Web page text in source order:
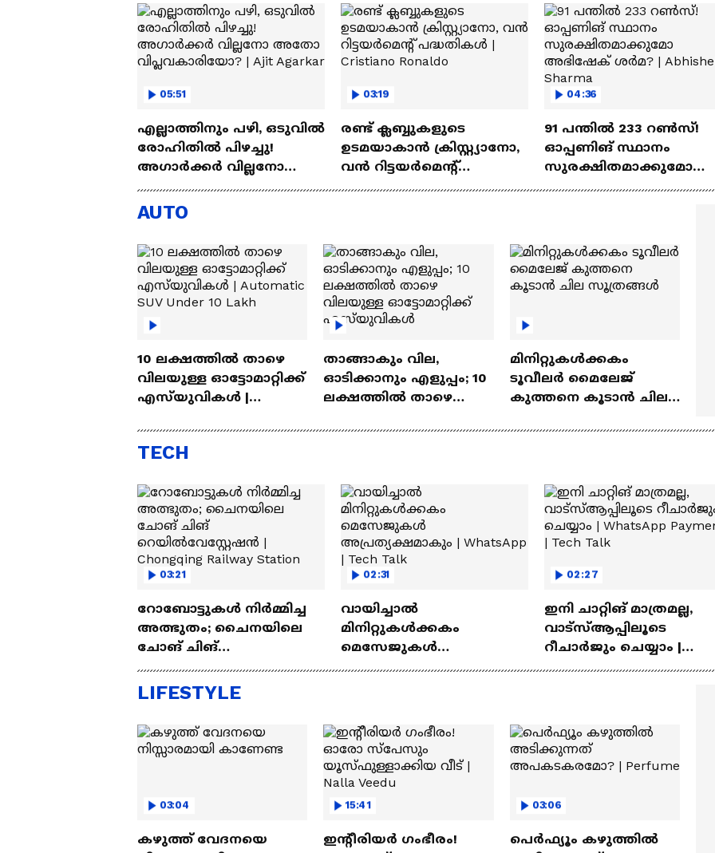
05:51
എല്ലാത്തിനും പഴി, ഒടുവില്‍
രോഹിതില്‍ പിഴച്ചു!
അഗാര്‍ക്കർ വില്ലനോ
Ajit Agarkar
03:19
രണ്ട്‌ ക്ലബ്ബുകളുടെ
ഉടമയാകാന്‍ ക്രിസ്റ്റ്യാനോ,
വന്‍ റിട്ടയര്‍മെന്റ്‌
04:36
91 പന്തില്‍ 233 റണ്‍സ്!
ഓപ്പണിങ് സ്ഥാനം
സുരക്ഷിതമാക്കുമോ
AUTO
10 ലക്ഷത്തിൽ താഴെ
വിലയുള്ള ഓട്ടോമാറ്റിക്ക്
എസ്‍യുവികൾ |
Lakh
താങ്ങാകും വില,
ഓടിക്കാനും എളുപ്പം; 10
ലക്ഷത്തിൽ താഴെ
എസ്‍യുവികൾ
മിനിറ്റുകൾക്കകം
ടൂവീലർ മൈലേജ്
കുത്തനെ കൂടാൻ ചില
TECH
03:21
റോബോട്ടുകൾ നിർമ്മിച്ച
അത്ഭുതം; ചൈനയിലെ
ചോങ് ചിങ്
റെയിൽവേസ്റ്റേഷൻ |
Chongqing Railway Station
02:31
വായിച്ചാൽ
മിനിറ്റുകൾക്കകം
മെസേജുകള്‍
അപ്രത്യക്ഷമാകും |
02:27
ഇനി ചാറ്റിങ് മാത്രമല്ല,
വാട്‌സ്‌ആപ്പിലൂടെ
റീചാർജും ചെയ്യാം |
WhatsApp Payments |
LIFESTYLE
03:04
കഴുത്ത് വേദനയെ
15:41
ഇന്റീരിയർ ഗംഭീരം!
03:06
പെർഫ്യൂം കഴുത്തിൽ